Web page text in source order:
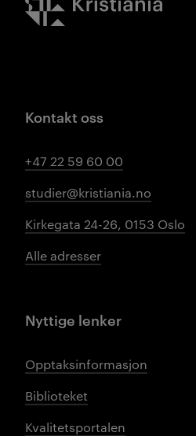
Kontakt oss
+47 22 59 60 00
studier@kristiania.no
Kirkegata 24-26, 0153 Oslo
Alle adresser
Nyttige lenker
Opptaksinformasjon
Biblioteket
Kvalitetsportalen